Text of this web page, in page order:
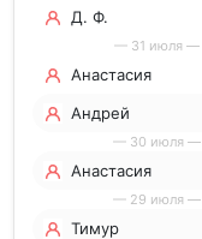
Д. Ф.
— 31 июля —
Анастасия
Андрей
— 30 июля —
Анастасия
— 29 июля —
Тимур